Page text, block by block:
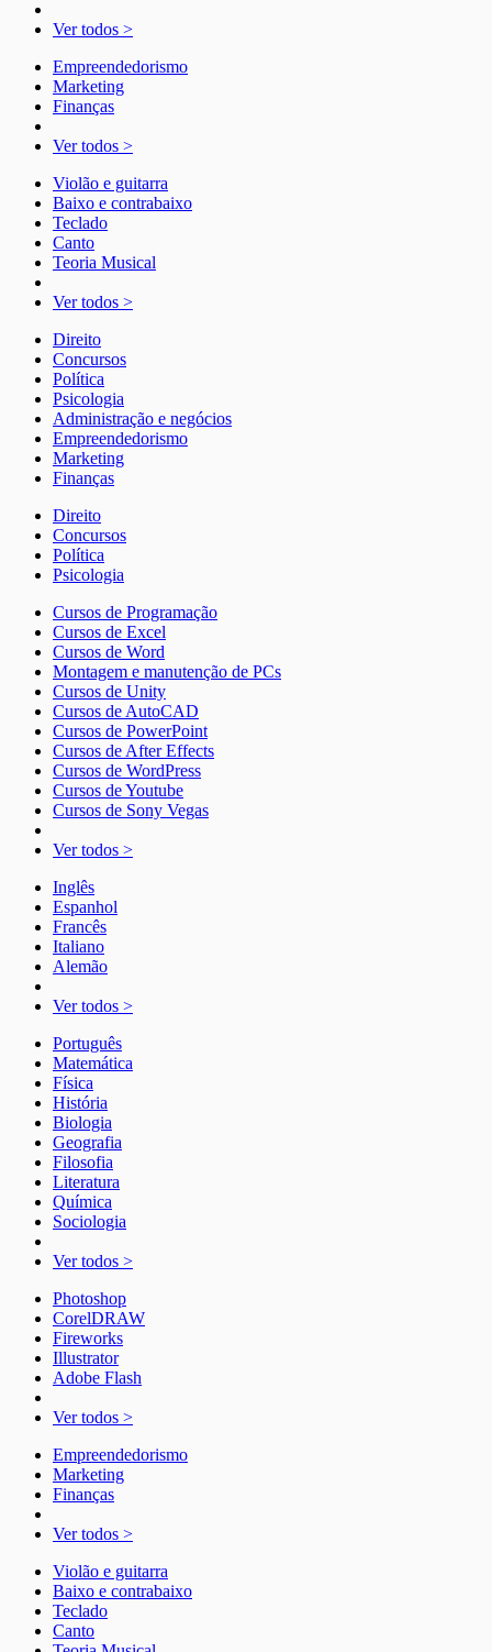
Ver todos >
Empreendedorismo
Marketing
Finanças
Ver todos >
Violão e guitarra
Baixo e contrabaixo
Teclado
Canto
Teoria Musical
Ver todos >
Direito
Concursos
Política
Psicologia
Administração e negócios
Empreendedorismo
Marketing
Finanças
Direito
Concursos
Política
Psicologia
Cursos de Programação
Cursos de Excel
Cursos de Word
Montagem e manutenção de PCs
Cursos de Unity
Cursos de AutoCAD
Cursos de PowerPoint
Cursos de After Effects
Cursos de WordPress
Cursos de Youtube
Cursos de Sony Vegas
Ver todos >
Inglês
Espanhol
Francês
Italiano
Alemão
Ver todos >
Português
Matemática
Física
História
Biologia
Geografia
Filosofia
Literatura
Química
Sociologia
Ver todos >
Photoshop
CorelDRAW
Fireworks
Illustrator
Adobe Flash
Ver todos >
Empreendedorismo
Marketing
Finanças
Ver todos >
Violão e guitarra
Baixo e contrabaixo
Teclado
Canto